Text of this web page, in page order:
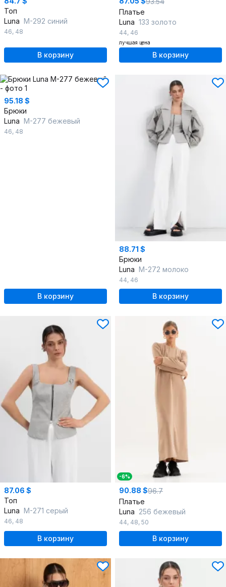
Топ
Luna М-292 синий
46, 48
В корзину
Платье
Luna 133 золото
44, 46
лучшая цена
В корзину
95.18 $
Брюки
Luna М-277 бежевый
46, 48
В корзину
88.71 $
Брюки
Luna М-272 молоко
44, 46
В корзину
87.06 $
Топ
Luna М-271 серый
46, 48
В корзину
-6%
90.88 $96.7
Платье
Luna 256 бежевый
44, 48, 50
В корзину